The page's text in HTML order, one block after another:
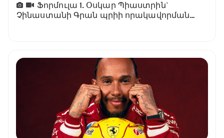
Ֆորմուլա 1. Օսկար Պիաստրին`
Չինաստանի Գրան պրիի որակավորման